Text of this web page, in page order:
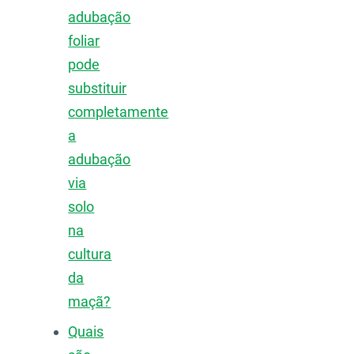
adubação
foliar
pode
substituir
completamente
a
adubação
via
solo
na
cultura
da
maçã?
Quais